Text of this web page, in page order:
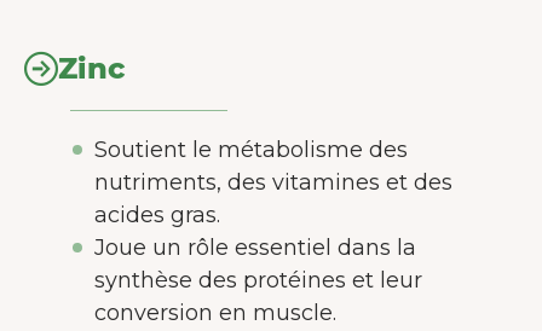
Zinc
Soutient le métabolisme des
nutriments, des vitamines et des
acides gras.
Joue un rôle essentiel dans la
synthèse des protéines et leur
conversion en muscle.